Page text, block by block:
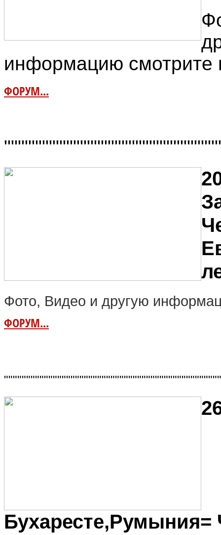
информацию смотрите
ФОРУМ...
Фото, Видео и другую
ФОРУМ...
Бухаресте,Румыния=